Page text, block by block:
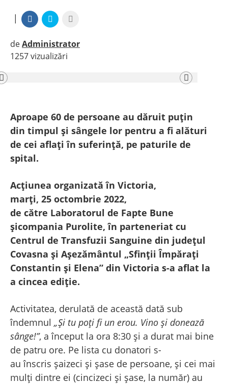
|
deAdministrator
|
1257 vizualizări
Previous Next
Aproape 60 de persoane au dăruit puțin
din timpul și sângele lor pentru a fi alături
de cei aflați în suferință, pe paturile de
spital.
Acțiunea organizată în Victoria,
marți, 25 octombrie 2022,
de către Laboratorul de Fapte Bune
șicompania Purolite, în parteneriat cu
Centrul de Transfuzii Sanguine din județul
Covasna și Așezământul „Sfinții Împărați
Constantin și Elena” din Victoria s-a aflat la
a cincea ediție.
Activitatea, derulată de această dată sub
îndemnul „Și tu poți fi un erou. Vino și donează
sânge!”, a început la ora 8:30 și a durat mai bine
de patru ore. Pe lista cu donatori s-
au înscris șaizeci și șase de persoane, și cei mai
mulți dintre ei (cincizeci și șase, la număr) au